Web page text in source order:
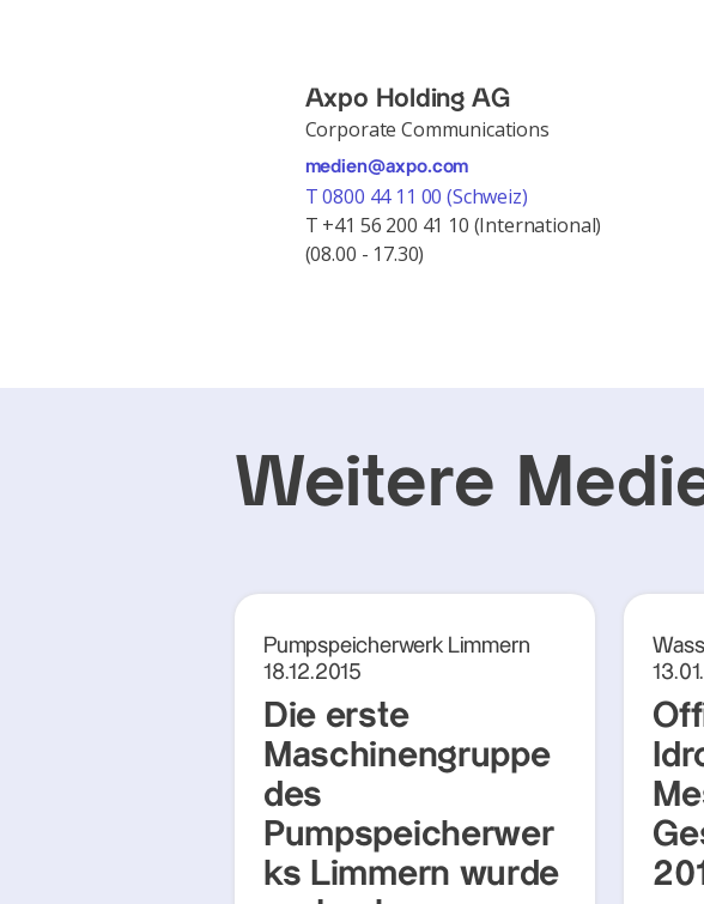
Axpo Holding AG
Corporate Communications
medien@axpo.com
T 0800 44 11 00 (Schweiz)
T +41 56 200 41 10 (International)
(08.00 - 17.30)
Weitere
Pumpspeicherwerk Limmern
18.12.2015
Die erste
Maschinengruppe
des
Pumpspeicherwer
ks Limmern wurde